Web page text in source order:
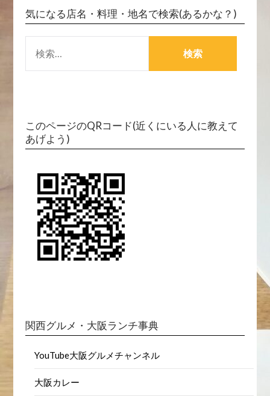
気になる店名・料理・地名で検索(あるかな？)
索:
このページのQRコード(近くにいる人に教えて
あげよう)
関西グルメ・大阪ランチ事典
YouTube大阪グルメチャンネル
大阪カレー